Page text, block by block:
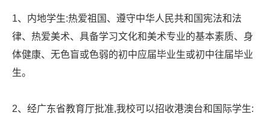
1、内地学生:热爱祖国、遵守中华人民共和国宪法和法
律、热爱美术、具备学习文化和美术专业的基本素质、身
体健康、无色盲或色弱的初中应届毕业生或初中往届毕业
生。
2、经广东省教育厅批准,我校可以招收港澳台和国际学生: